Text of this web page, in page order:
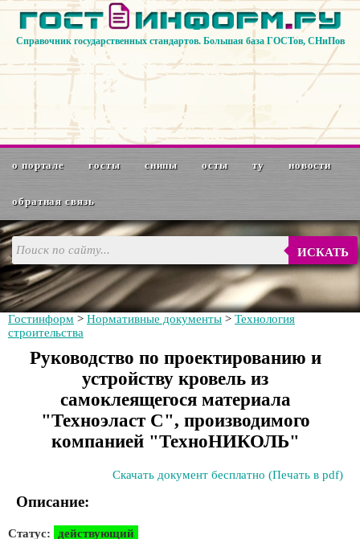
Справочник государственных стандартов. Большая база ГОСТов, СНиПов
о портале госты снипы осты ту новости
обратная связь
ИСКАТЬ
Гостинформ > Нормативные документы > Технология
строительства
Руководство по проектированию и
устройству кровель из
самоклеящегося материала
"Техноэласт С", производимого
компанией "ТехноНИКОЛЬ"
Скачать документ бесплатно (Печать в pdf)
Описание:
Статус: действующий